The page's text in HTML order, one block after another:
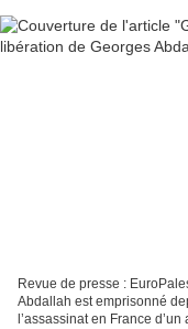
Revue de presse :
Abdallah est emprisonné
l’assassinat en France